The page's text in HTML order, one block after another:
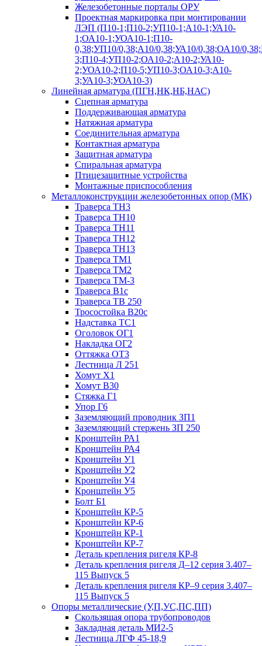
Железобетонные порталы ОРУ
Проектная маркировка при монтировании
ЛЭП (П10-1;П10-2;УП10-1;А10-1;УА10-
1;ОА10-1;УОА10-1;П10-
0,38;УП10/0,38;А10/0,38;УА10/0,38;ОА10/
3;П10-4;УП10-2;ОА10-2;А10-2;УА10-
2;УОА10-2;П10-5;УП10-3;ОА10-3;А10-
3;УА10-3;УОА10-3)
Линейная арматура (ПГН,НК,НБ,НАС)
Сцепная арматура
Поддерживающая арматура
Натяжная арматура
Соединительная арматура
Контактная арматура
Защитная арматура
Спиральная арматура
Птицезащитные устройства
Монтажные приспособления
Металлоконструкции железобетонных опор (МК)
Траверса ТН3
Траверса ТН10
Траверса ТН11
Траверса ТН12
Траверса ТН13
Траверса ТМ1
Траверса ТМ2
Траверса ТМ-3
Траверса В1с
Траверса ТВ 250
Тросостойка В20с
Надставка ТС1
Оголовок ОГ1
Накладка ОГ2
Оттяжка ОТ3
Лестница Л 251
Хомут Х1
Хомут В30
Стяжка Г1
Упор Г6
Заземляющий проводник ЗП1
Заземляющий стержень ЗП 250
Кронштейн РА1
Кронштейн РА4
Кронштейн У1
Кронштейн У2
Кронштейн У4
Кронштейн У5
Болт Б1
Кронштейн КР-5
Кронштейн КР-6
Кронштейн КР-1
Кронштейн КР-7
Деталь крепления ригеля КР‑8
Деталь крепления ригеля Д–12 серия 3.407–
115 Выпуск 5
Деталь крепления ригеля КР–9 серия 3.407–
115 Выпуск 5
Опоры металлические (У,П,УС,ПС,ПП)
Скользящая опора трубопроводов
Закладная деталь МИ2-5
Лестница ЛГФ 45-18,9